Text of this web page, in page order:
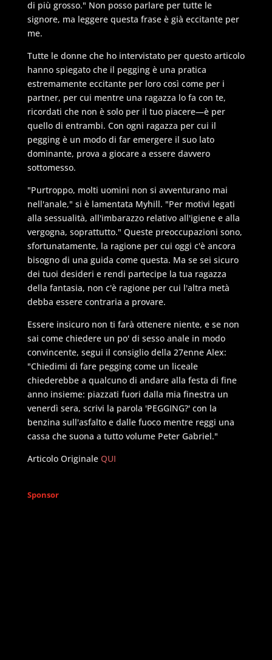
di più grosso." Non posso parlare per tutte le
signore, ma leggere questa frase è già eccitante per
me.
Tutte le donne che ho intervistato per questo articolo
hanno spiegato che il pegging è una pratica
estremamente eccitante per loro così come per i
partner, per cui mentre una ragazza lo fa con te,
ricordati che non è solo per il tuo piacere—è per
quello di entrambi. Con ogni ragazza per cui il
pegging è un modo di far emergere il suo lato
dominante, prova a giocare a essere davvero
sottomesso.
"Purtroppo, molti uomini non si avventurano mai
nell'anale," si è lamentata Myhill. "Per motivi legati
alla sessualità, all'imbarazzo relativo all'igiene e alla
vergogna, soprattutto." Queste preoccupazioni sono,
sfortunatamente, la ragione per cui oggi c'è ancora
bisogno di una guida come questa. Ma se sei sicuro
dei tuoi desideri e rendi partecipe la tua ragazza
della fantasia, non c'è ragione per cui l'altra metà
debba essere contraria a provare.
Essere insicuro non ti farà ottenere niente, e se non
sai come chiedere un po' di sesso anale in modo
convincente, segui il consiglio della 27enne Alex:
"Chiedimi di fare pegging come un liceale
chiederebbe a qualcuno di andare alla festa di fine
anno insieme: piazzati fuori dalla mia finestra un
venerdì sera, scrivi la parola 'PEGGING?' con la
benzina sull'asfalto e dalle fuoco mentre reggi una
cassa che suona a tutto volume Peter Gabriel."
Articolo Originale QUI
Sponsor